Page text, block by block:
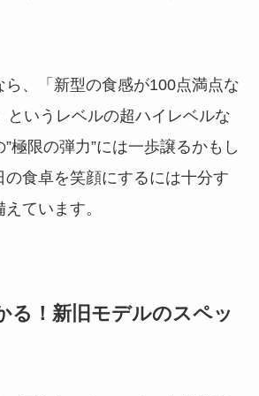
ら、「新型の食感が100点満点な
というレベルの超ハイレベルな
極限の弾力”には一歩譲るかもし
の食卓を笑顔にするには十分す
ています。
る！新旧モデルのスペッ